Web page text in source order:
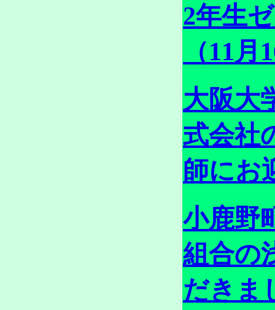
2年生
（11
大阪大
式会社
師にお
小鹿野
組合の
だきま